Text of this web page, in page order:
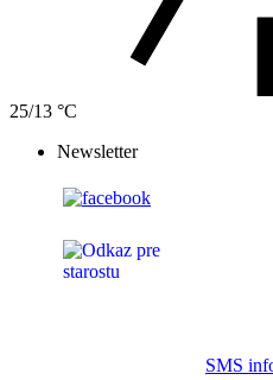
25/13 °C
Newsletter
SMS